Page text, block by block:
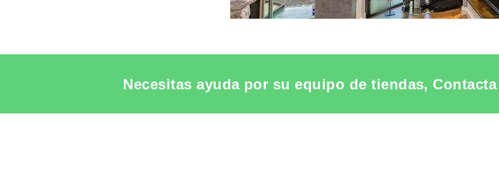
Necesitas ayuda por su equipo de tiendas,